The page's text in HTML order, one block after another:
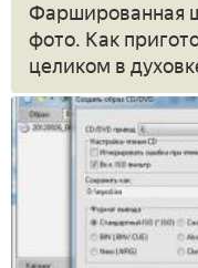
Фаршированная
фото. Как
целиком в